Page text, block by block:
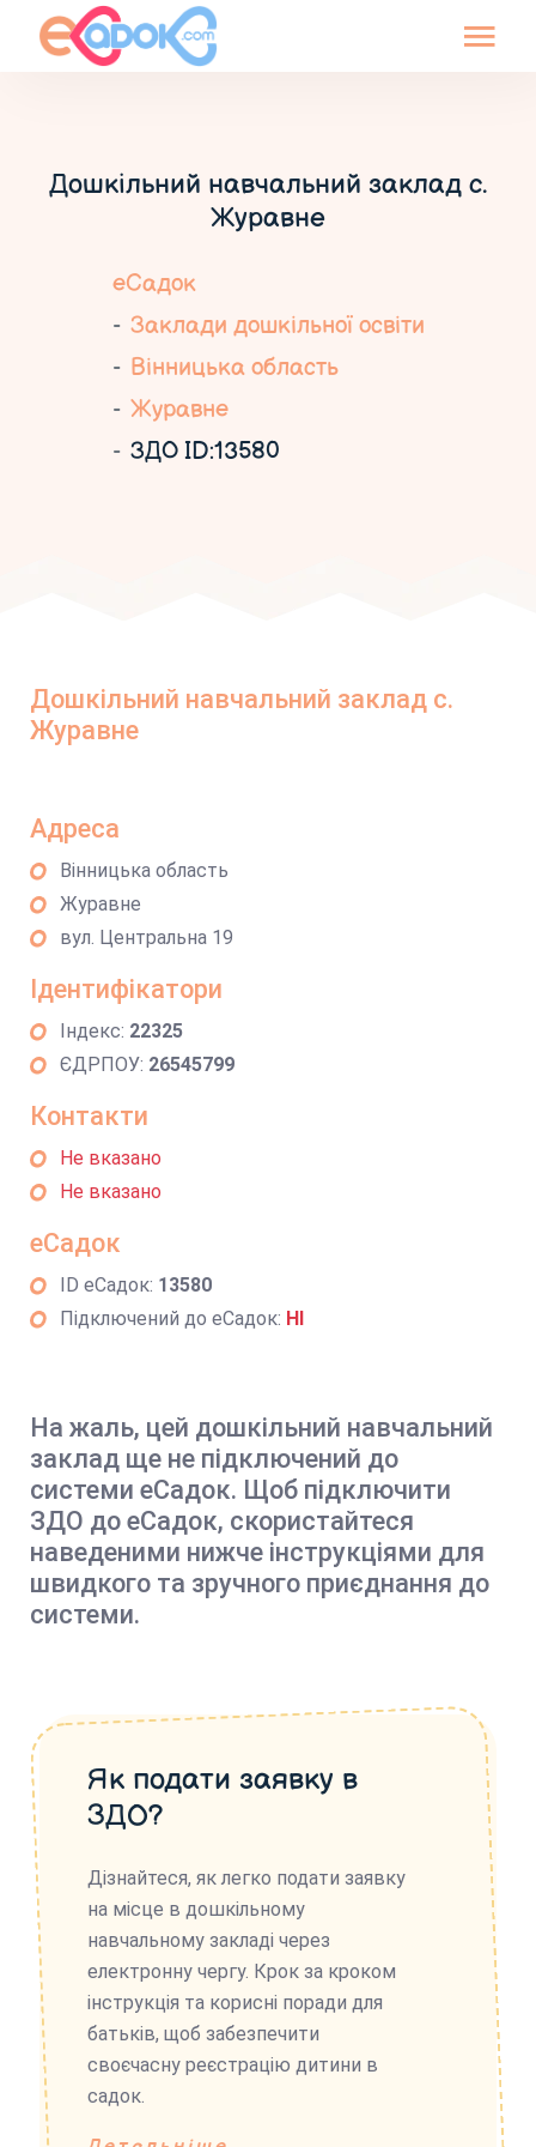
Дошкільний навчальний заклад с.
Журавне
еСадок
Заклади дошкільної освіти
Вінницька область
Журавне
ЗДО ID:13580
Дошкільний навчальний заклад с.
Журавне
Адреса
Вінницька область
Журавне
вул. Центральна 19
Ідентифікатори
Індекс: 22325
ЄДРПОУ: 26545799
Контакти
Не вказано
Не вказано
еСадок
ID еСадок: 13580
Підключений до еСадок: НІ
На жаль, цей дошкільний навчальний
заклад ще не підключений до
системи еСадок. Щоб підключити
ЗДО до еСадок, скористайтеся
наведеними нижче інструкціями для
швидкого та зручного приєднання до
системи.
Як подати заявку в
ЗДО?
Дізнайтеся, як легко подати заявку
на місце в дошкільному
навчальному закладі через
електронну чергу. Крок за кроком
інструкція та корисні поради для
батьків, щоб забезпечити
своєчасну реєстрацію дитини в
садок.